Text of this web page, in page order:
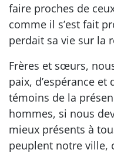
faire proches de
comme il s’est fait
perdait sa vie sur la
Frères et sœurs,
paix, d’espérance
témoins de la
hommes, si nous
mieux présents à
peuplent notre ville,